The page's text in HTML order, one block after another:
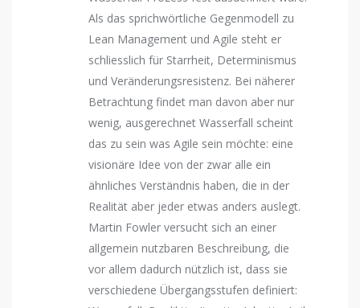
Als das sprichwörtliche Gegenmodell zu
Lean Management und Agile steht er
schliesslich für Starrheit, Determinismus
und Veränderungsresistenz. Bei näherer
Betrachtung findet man davon aber nur
wenig, ausgerechnet Wasserfall scheint
das zu sein was Agile sein möchte: eine
visionäre Idee von der zwar alle ein
ähnliches Verständnis haben, die in der
Realität aber jeder etwas anders auslegt.
Martin Fowler versucht sich an einer
allgemein nutzbaren Beschreibung, die
vor allem dadurch nützlich ist, dass sie
verschiedene Übergangsstufen definiert: